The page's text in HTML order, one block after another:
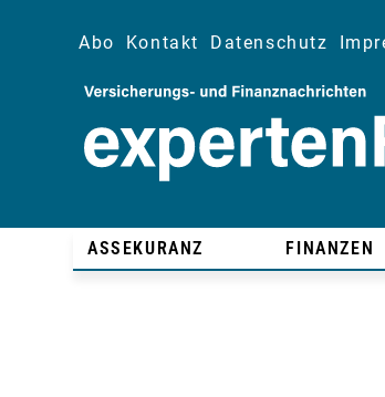
Abo Kontakt Datenschutz
ASSEKURANZ FINANZEN